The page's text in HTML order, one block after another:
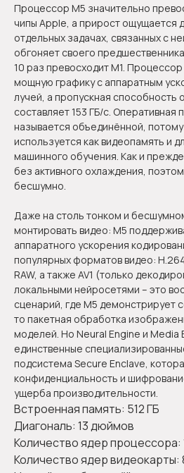
Процессор M5 значительно
чипы Apple, а прирост ощущается
отдельных задачах, связанных с
обгоняет своего
10 раз превосходит M1. Процессор
мощную графику с аппаратным
лучей, а пропускная способность
составляет 153 ГБ/с. Оперативная
называется объединённой,
используется как видеопамять и
машинного обучения. Как и
без активного охлаждения,
бесшумно.
Даже на столь тонком и
монтировать видео: M5
аппаратного ускорения
популярных форматов видео:
RAW, а также AV1 (только
локальными нейросетями – это
сценарий, где M5 демонстрирует
то пакетная обработка
моделей. Но Neural Engine и Media
единственные
подсистема Secure Enclave,
конфиденциальность и
ущерба производительности.
Встроенная память: 512 ГБ
Диагональ: 13 дюймов
Количество ядер процессора:
Количество ядер видеокарты: